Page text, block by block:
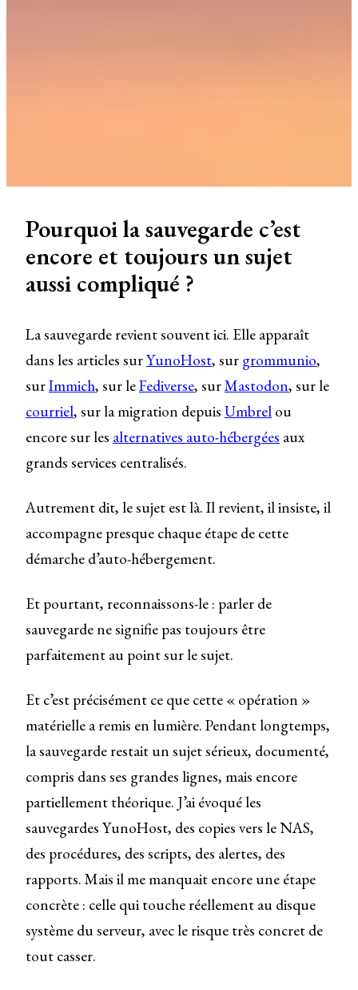
Pourquoi la sauvegarde c’est
encore et toujours un sujet
aussi compliqué ?
La sauvegarde revient souvent ici. Elle apparaît
dans les articles surYunoHost, sur grommunio,
surImmich, sur leFediverse, surMastodon, sur le
courriel, sur la migration depuis Umbrel ou
encore sur les alternatives auto-hébergées aux
grands services centralisés.
Autrement dit, le sujet est là. Il revient, il insiste, il
accompagne presque chaque étape de cette
démarche d’auto-hébergement.
Et pourtant, reconnaissons-le : parler de
sauvegarde ne signifie pas toujours être
parfaitement au point sur le sujet.
Et c’est précisément ce que cette « opération »
matérielle a remis en lumière. Pendant longtemps,
la sauvegarde restait un sujet sérieux, documenté,
compris dans ses grandes lignes, mais encore
partiellement théorique. J’ai évoqué les
sauvegardes YunoHost, des copies vers le NAS,
des procédures, des scripts, des alertes, des
rapports. Mais il me manquait encore une étape
concrète : celle qui touche réellement au disque
système du serveur, avec le risque très concret de
tout casser.